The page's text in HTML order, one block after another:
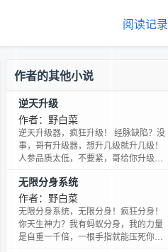
阅读记录
作者的其他小说
逆天升级
作者：野白菜
逆天升级器，疯狂升级！ 经脉缺陷？没
事，哥有升级器，想升几级就升几级！
人参品质太低，不要紧，哥给你升级千
万年的！ 想要件仙器？行，给哥把菜
刀，哥给你升级神器！ 啥？小猫眯，你
想尝尝朱雀凤凰的味道？行，主人给把
你升级成神兽先！ 白菜继《插件无敌》
后，逆天的“升级器”又来啦！ 书友群：
无限分身系统
作者：野白菜
无限分身系统，无限分身！疯狂分身！
你天生神力？我有蚂蚁分身，我的力量
是自重一千倍，一根手指就能压死你！